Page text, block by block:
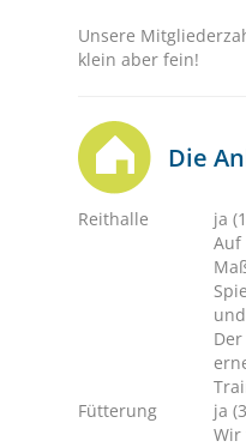
Unsere
klein aber fein!
Die
Reithalle
ja
Auf
Fütterung
ja
Wir